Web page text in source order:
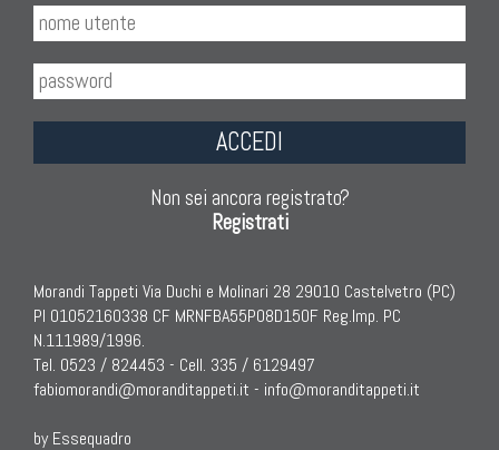
ACCEDI
Non sei ancora registrato?
Registrati
Morandi Tappeti Via Duchi e Molinari 28 29010 Castelvetro (PC)
PI 01052160338 CF MRNFBA55P08D150F Reg.Imp. PC
N.111989/1996.
Tel. 0523 / 824453 - Cell. 335 / 6129497
fabiomorandi@moranditappeti.it - info@moranditappeti.it
by Essequadro